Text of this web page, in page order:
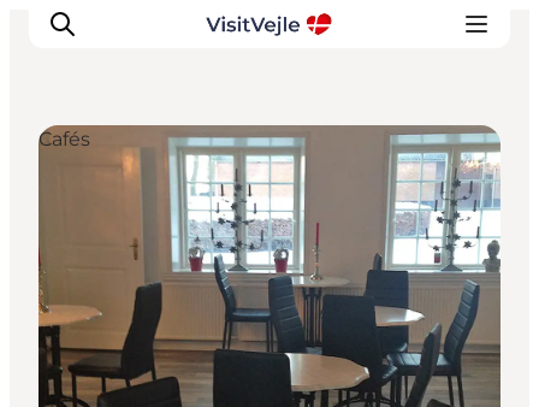
Erlebnisse
Veranstaltungen
Reiseplanung
Inspiration
Cafés